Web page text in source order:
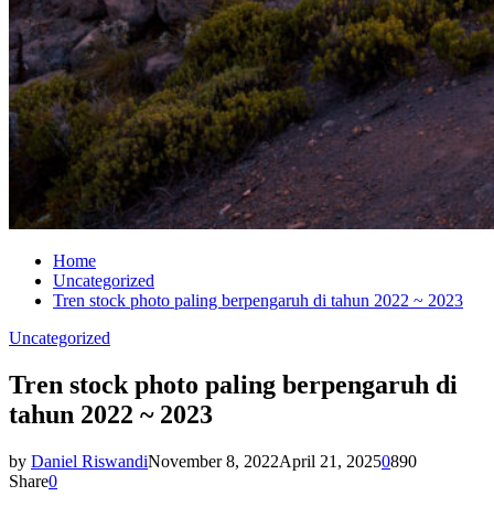
Home
Uncategorized
Tren stock photo paling berpengaruh di tahun 2022 ~ 2023
Uncategorized
Tren stock photo paling berpengaruh di
tahun 2022 ~ 2023
by Daniel RiswandiNovember 8, 2022April 21, 20250890
Share0